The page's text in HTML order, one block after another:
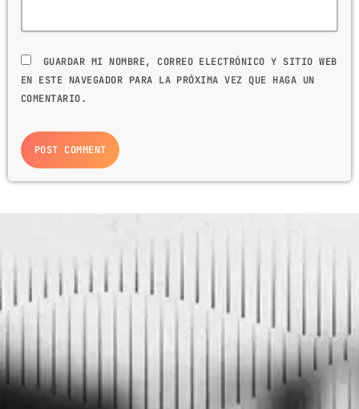
GUARDAR MI NOMBRE, CORREO ELECTRÓNICO Y SITIO WEB
EN ESTE NAVEGADOR PARA LA PRÓXIMA VEZ QUE HAGA UN
COMENTARIO.